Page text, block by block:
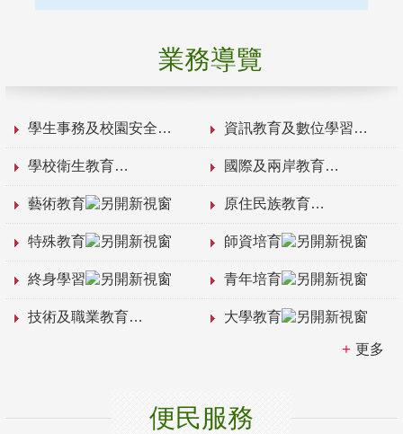
業務導覽
學生事務及校園安全 資訊教育及數位學習
學校衛生教育 國際及兩岸教育
藝術教育 原住民族教育
特殊教育 師資培育
終身學習 青年培育
技術及職業教育 大學教育
更多
便民服務